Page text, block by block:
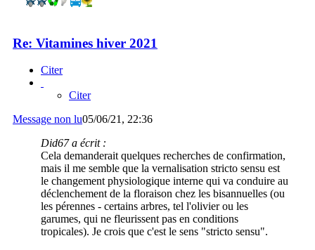
Re: Vitamines hiver 2021
Citer
Citer
Message non lu05/06/21, 22:36
Did67 a écrit :
Cela demanderait quelques recherches de confirmation,
mais il me semble que la vernalisation stricto sensu est
le changement physiologique interne qui va conduire au
déclenchement de la floraison chez les bisannuelles (ou
les pérennes - certains arbres, tel l'olivier ou les
garumes, qui ne fleurissent pas en conditions
tropicales). Je crois que c'est le sens "stricto sensu".